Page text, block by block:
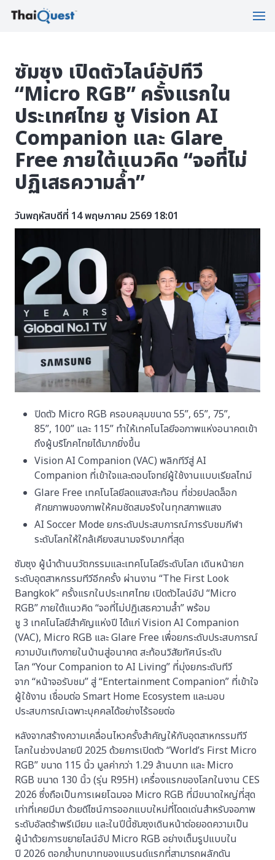
ซัมซุง เปิดตัวไลน์อัปทีวี
“Micro RGB” ครั้งแรกใน
ประเทศไทย ชู Vision AI
Companion และ Glare
Free ภายใต้แนวคิด “จอที่ไม่
ปฏิเสธความล้ำ”
วันพฤหัสบดีที่ 14 พฤษภาคม 2569 18:01
ปิดตัว Micro RGB ครอบคลุมขนาด 55”, 65”, 75”,
85”, 100” และ 115” ทำให้เทคโนโลยีจอภาพแห่งอนาคตเข้า
ถึงผู้บริโภคไทยได้มากยิ่งขึ้น
Vision AI Companion (VAC) พลิกทีวีสู่ AI
Companion ที่เข้าใจและตอบโจทย์ผู้ใช้งานแบบเรียลไทม์
Glare Free เทคโนโลยีลดแสงสะท้อน ที่ช่วยปลดล็อก
ศักยภาพของภาพให้คมชัดสมจริงในทุกสภาพแสง
AI Soccer Mode ยกระดับประสบการณ์การรับชมกีฬา
ระดับโลกให้ใกล้เคียงสนามจริงมากที่สุด
ซัมซุง ผู้นำด้านนวัตกรรมและเทคโนโลยีระดับโลก เดินหน้ายก
ระดับอุตสาหกรรมทีวีอีกครั้ง ผ่านงาน “The First Look
Bangkok” ครั้งแรกในประเทศไทย เปิดตัวไลน์อัป “Micro
RGB” ภายใต้แนวคิด “จอที่ไม่ปฏิเสธความล้ำ” พร้อม
ชู 3 เทคโนโลยีสำคัญแห่งปี ได้แก่ Vision AI Companion
(VAC), Micro RGB และ Glare Free เพื่อยกระดับประสบการณ์
ความบันเทิงภายในบ้านสู่อนาคต สะท้อนวิสัยทัศน์ระดับ
โลก “Your Companion to AI Living” ที่มุ่งยกระดับทีวี
จาก “หน้าจอรับชม” สู่ “Entertainment Companion” ที่เข้าใจ
ผู้ใช้งาน เชื่อมต่อ Smart Home Ecosystem และมอบ
ประสบการณ์เฉพาะบุคคลได้อย่างไร้รอยต่อ
หลังจากสร้างความเคลื่อนไหวครั้งสำคัญให้กับอุตสาหกรรมทีวี
โลกในช่วงปลายปี 2025 ด้วยการเปิดตัว “World’s First Micro
RGB” ขนาด 115 นิ้ว มูลค่ากว่า 1.29 ล้านบาท และ Micro
RGB ขนาด 130 นิ้ว (รุ่น R95H) เครื่องแรกของโลกในงาน CES
2026 ซึ่งถือเป็นการเผยโฉมจอ Micro RGB ที่มีขนาดใหญ่ที่สุด
เท่าที่เคยมีมา ด้วยดีไซน์การออกแบบใหม่ที่โดดเด่นสำหรับจอภาพ
ระดับอัลตร้าพรีเมียม และในปีนี้ซัมซุงเดินหน้าต่อยอดความเป็น
ผู้นำด้วยการขยายไลน์อัป Micro RGB อย่างเต็มรูปแบบใน
ปี 2026 ตอกย้ำบทบาทของแบรนด์แรกที่สามารถผลักดัน